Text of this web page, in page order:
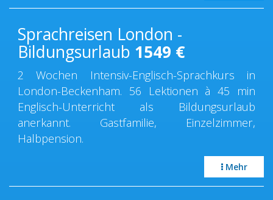
Sprachreisen London -
Bildungsurlaub 1549 €
2 Wochen Intensiv-Englisch-Sprachkurs in
London-Beckenham. 56 Lektionen à 45 min
Englisch-Unterricht als Bildungsurlaub
anerkannt. Gastfamilie, Einzelzimmer,
Halbpension.
Mehr